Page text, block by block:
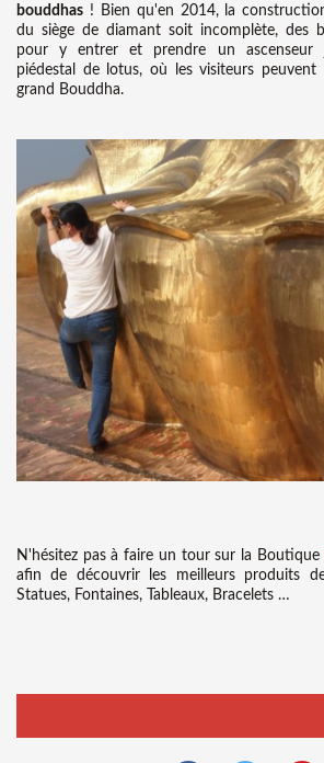
bouddhas ! Bien qu'en 2014, la
du siège de diamant soit incomplète, des
pour y entrer et prendre un ascenseur
piédestal de lotus, où les visiteurs
grand Bouddha.
N'hésitez pas à faire un tour sur la Boutique
afin de découvrir les meilleurs produits
Statues, Fontaines, Tableaux, Bracelets …